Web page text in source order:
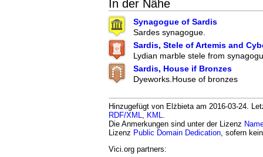
In der Nähe
Synagogue of Sardis
Sardes synagogue.
Sardis, Stele of Artemis and
Lydian marble stele from
Sardis, House if Bronzes
Dyeworks.House of bronzes
Hinzugefügt von Elżbieta am 2016-03-24.
RDF/XML
KML
Die Anmerkungen sind unter der Lizenz
Lizenz Public Domain Dedication , sofern
Vici.org partners: